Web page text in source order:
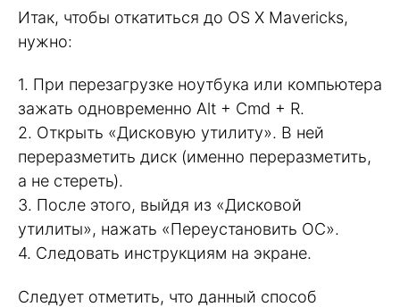
Итак, чтобы откатиться до OS X Mavericks,
нужно:
1. При перезагрузке ноутбука или компьютера
зажать одновременно Alt + Cmd + R.
2. Открыть «Дисковую утилиту». В ней
переразметить диск (именно переразметить,
а не стереть).
3. После этого, выйдя из «Дисковой
утилиты», нажать «Переустановить ОС».
4. Следовать инструкциям на экране.
Следует отметить, что данный способ